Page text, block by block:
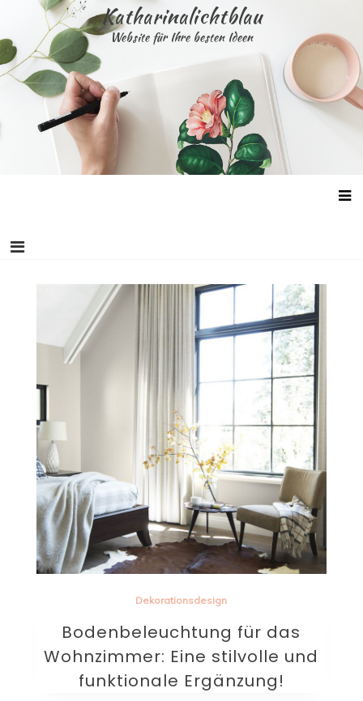
content
Katharinalichtblau
Website für Ihre besten Ideen
Dekorationsdesign
Bodenbeleuchtung für das
Wohnzimmer: Eine stilvolle und
funktionale Ergänzung!